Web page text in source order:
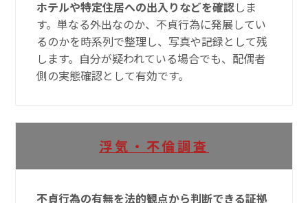
ホテルや特定住居への出入りなどを確認しま
す。単なる外出なのか、不貞行為に発展してい
るのかを時系列で整理し、写真や記録として残
します。自分が疑われている場合でも、配偶者
側の実態確認として有効です。
浮気・不倫調査
不貞行為の有無を法的観点から判断できる証拠